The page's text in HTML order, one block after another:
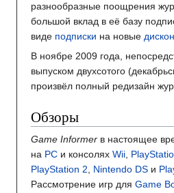
разнообразные поощрения
большой вклад в её базу
виде подписки на новые
В ноябре 2009 года,
выпуском двухсотого
произвёл полный редизайн
Обзоры
Game Informer в настоящее
на PC и консолях Wii,
PlayStation 2, Nintendo DS и
Рассмотрение игр для Game